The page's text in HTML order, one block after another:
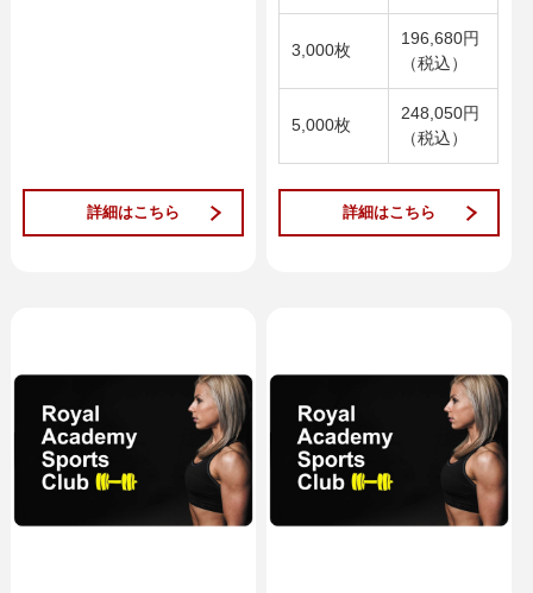
詳細はこちら
3,000枚
196,680円
（税込）
5,000枚
248,050円
（税込）
詳細はこちら